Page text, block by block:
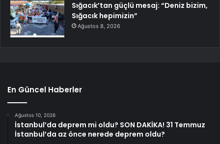
Sığacık’tan güçlü mesaj: “Deniz bizim,
Sığacık hepimizin”
Ağustos 8, 2026
En Güncel Haberler
Ağustos 10, 2026
İstanbul’da deprem mi oldu? SON DAKİKA! 31 Temmuz
İstanbul’da az önce nerede deprem oldu?